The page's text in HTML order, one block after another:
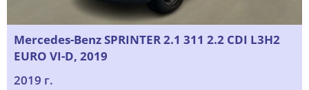
Mercedes-Benz SPRINTER 2.1 311 2.2 CDI L3H2
EURO VI-D, 2019
2019 г.